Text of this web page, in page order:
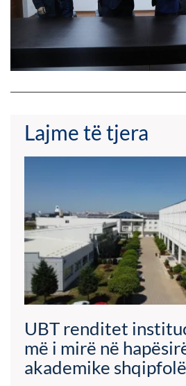
Lajme të tjera
UBT renditet
më i mirë në
akademike